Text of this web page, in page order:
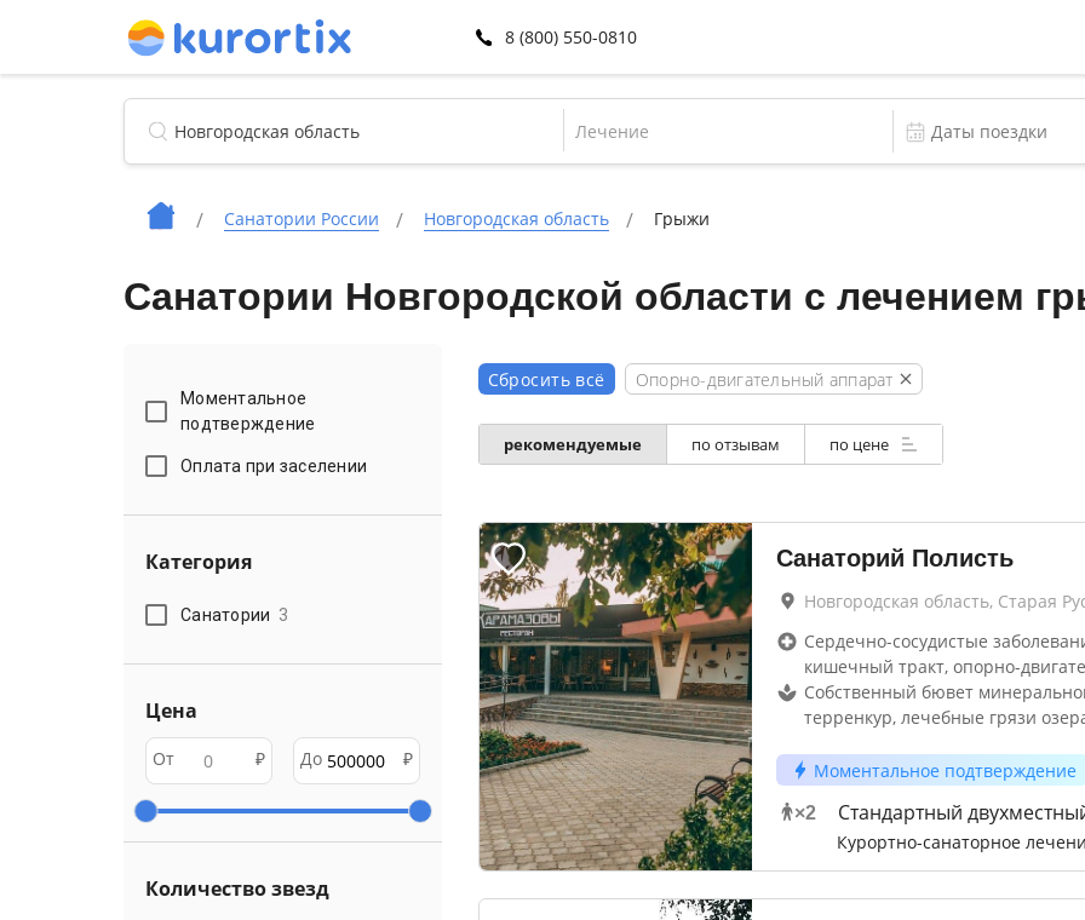
8 (800) 550-0810
Лечение
Санатории России Новгородская область Грыжи
Санатории Новгородской области с лечением
Моментальное
подтверждение
Оплата при заселении
Категория
Санатории 3
Цена
От ₽ До ₽
Количество звезд
Сбросить всё Опорно-двигательный аппарат
рекомендуемые по отзывам по цене
Санаторий Полисть
Новгородская область, Старая
Сердечно-сосудистые
кишечный тракт, опорно-
Собственный бювет
терренкур, лечебные грязи
Моментальное подтверждение
×2 Стандартный
Курортно-санаторное